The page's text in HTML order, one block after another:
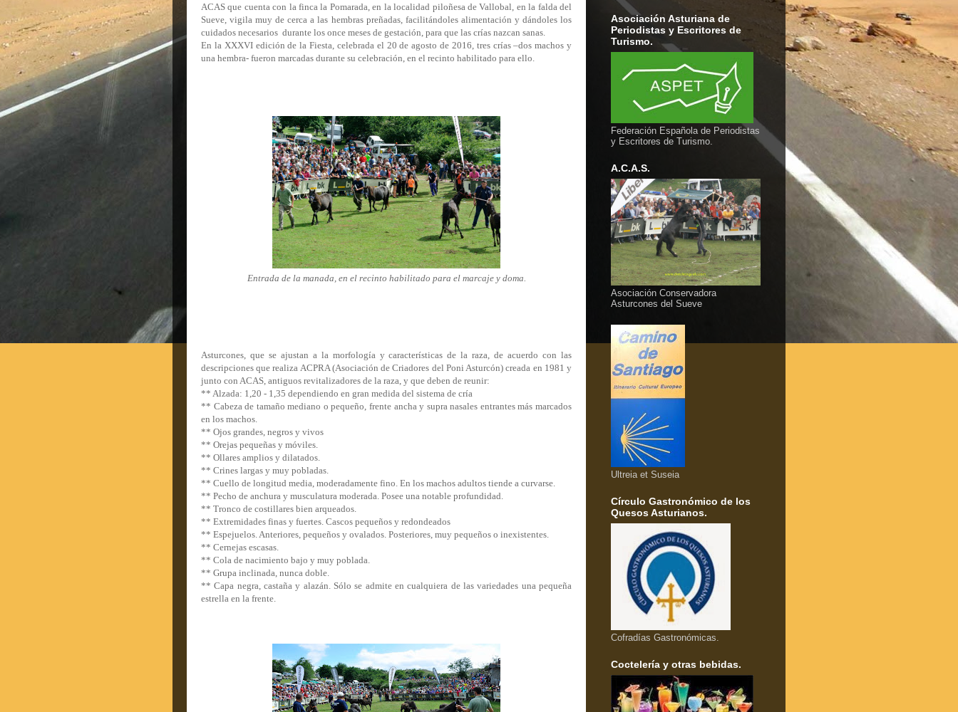
ACAS que cuenta con la finca la Pomarada, en la localidad piloñesa de Vallobal, en la falda del
Sueve, vigila muy de cerca a las hembras preñadas, facilitándoles alimentación y dándoles los
cuidados necesarios durante los once meses de gestación, para que las crías nazcan sanas.
En la XXXVI edición de la Fiesta, celebrada el 20 de agosto de 2016, tres crías –dos machos y
una hembra- fueron marcadas durante su celebración, en el recinto habilitado para ello.
Entrada de la manada, en el recinto habilitado para el marcaje y doma.
Asturcones, que se ajustan a la morfología y características de la raza, de acuerdo con las
descripciones que realiza ACPRA (Asociación de Criadores del Poni Asturcón) creada en 1981 y
junto con ACAS, antiguos revitalizadores de la raza, y que deben de reunir:
** Alzada: 1,20 - 1,35 dependiendo en gran medida del sistema de cría
** Cabeza de tamaño mediano o pequeño, frente ancha y supra nasales entrantes más marcados
en los machos.
** Ojos grandes, negros y vivos
** Orejas pequeñas y móviles.
** Ollares amplios y dilatados.
** Crines largas y muy pobladas.
** Cuello de longitud media, moderadamente fino. En los machos adultos tiende a curvarse.
** Pecho de anchura y musculatura moderada. Posee una notable profundidad.
** Tronco de costillares bien arqueados.
** Extremidades finas y fuertes. Cascos pequeños y redondeados
** Espejuelos. Anteriores, pequeños y ovalados. Posteriores, muy pequeños o inexistentes.
** Cernejas escasas.
** Cola de nacimiento bajo y muy poblada.
** Grupa inclinada, nunca doble.
** Capa negra, castaña y alazán. Sólo se admite en cualquiera de las variedades una pequeña
estrella en la frente.
Asociación Asturiana de
Periodistas y Escritores de
Turismo.
Federación Española de Periodistas
y Escritores de Turismo.
A.C.A.S.
Asociación Conservadora
Asturcones del Sueve
Ultreia et Suseia
Círculo Gastronómico de los
Quesos Asturianos.
Cofradías Gastronómicas.
Coctelería y otras bebidas.